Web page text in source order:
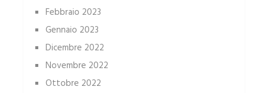
Febbraio 2023
Gennaio 2023
Dicembre 2022
Novembre 2022
Ottobre 2022